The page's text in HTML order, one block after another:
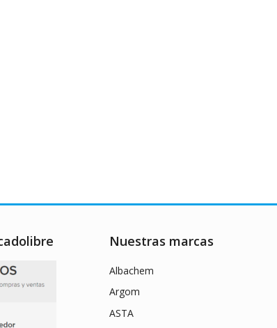
Nuestras marcas
Albachem
Argom
ASTA